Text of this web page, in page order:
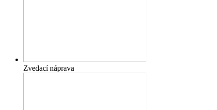
Zvedací náprava